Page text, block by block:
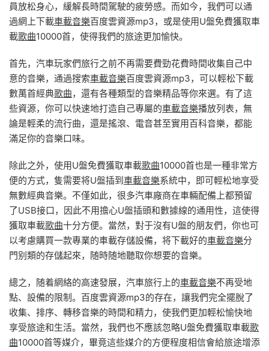
員放松身心，緩解長時間駕駛的疲勞感。而如今，我們可以通
過網上下載車載音樂百度雲資源mp3，或是使用U盤免費獲取車
載歌曲10000首，使得我們的旅途更加愉快。
首先，汽車玩家們旅行之前不再需要費勁花費時間收集自己中
意的音樂，通過搜索車載音樂百度雲資源mp3，可以輕松下載
數萬首經典歌曲，還有各種類型的音樂精品等你來選。有了這
些資源，你可以快速地打造自己專屬的車載音樂播放列表，無
論是輕柔的流行曲，還是搖滾、電音甚至實用百科音樂，都能
滿足你的音樂口味。
除此之外，使用U盤免費獲取車載歌曲10000首也是一種非常方
便的方式，隻需要将U盤插到車載音樂系統中，即可輕松地享受
無數經典音樂。不僅如此，很多汽車廠商在車輛配備上都預留
了USB接口，因此不用擔心U盤插頭和數據線的通用性，這使得
獲取車載歌曲十分方便。當然，對于沒有U盤的朋友們，你也可
以考慮購買一款專業的車載存儲設備，将下載好的車載音樂分
門别類的存儲起來，随時随地聽取你想要的音樂。
總之，随着網絡的高速發展，汽車旅行上的車載音樂不再受地
點、設備的限制。百度雲資源mp3的存在，讓我們完全擺脫了
收集、排序、轉移音樂的時間和精力，使我們更加輕松愉快地
享受旅途和生活。當然，我們也不應該忽略U盤免費獲取車載歌
曲10000首等媒介，畢竟這些媒介的方便程度相信會給旅途增添